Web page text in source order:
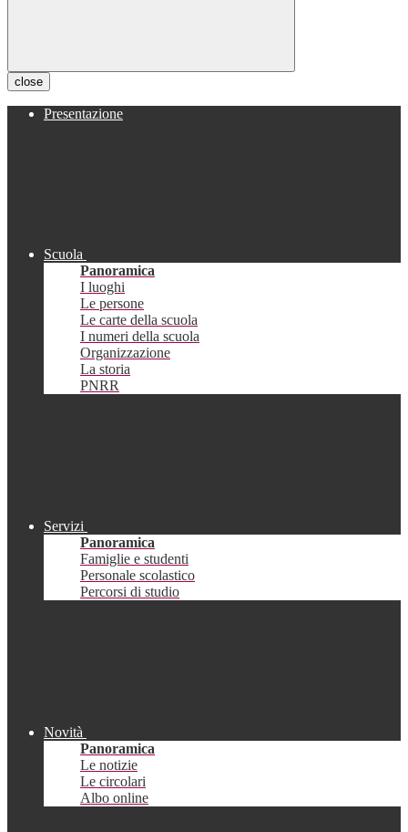
close
Presentazione
Scuola
Panoramica
I luoghi
Le persone
Le carte della scuola
I numeri della scuola
Organizzazione
La storia
PNRR
Servizi
Panoramica
Famiglie e studenti
Personale scolastico
Percorsi di studio
Novità
Panoramica
Le notizie
Le circolari
Albo online